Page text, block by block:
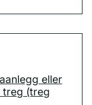
eller
treg (treg